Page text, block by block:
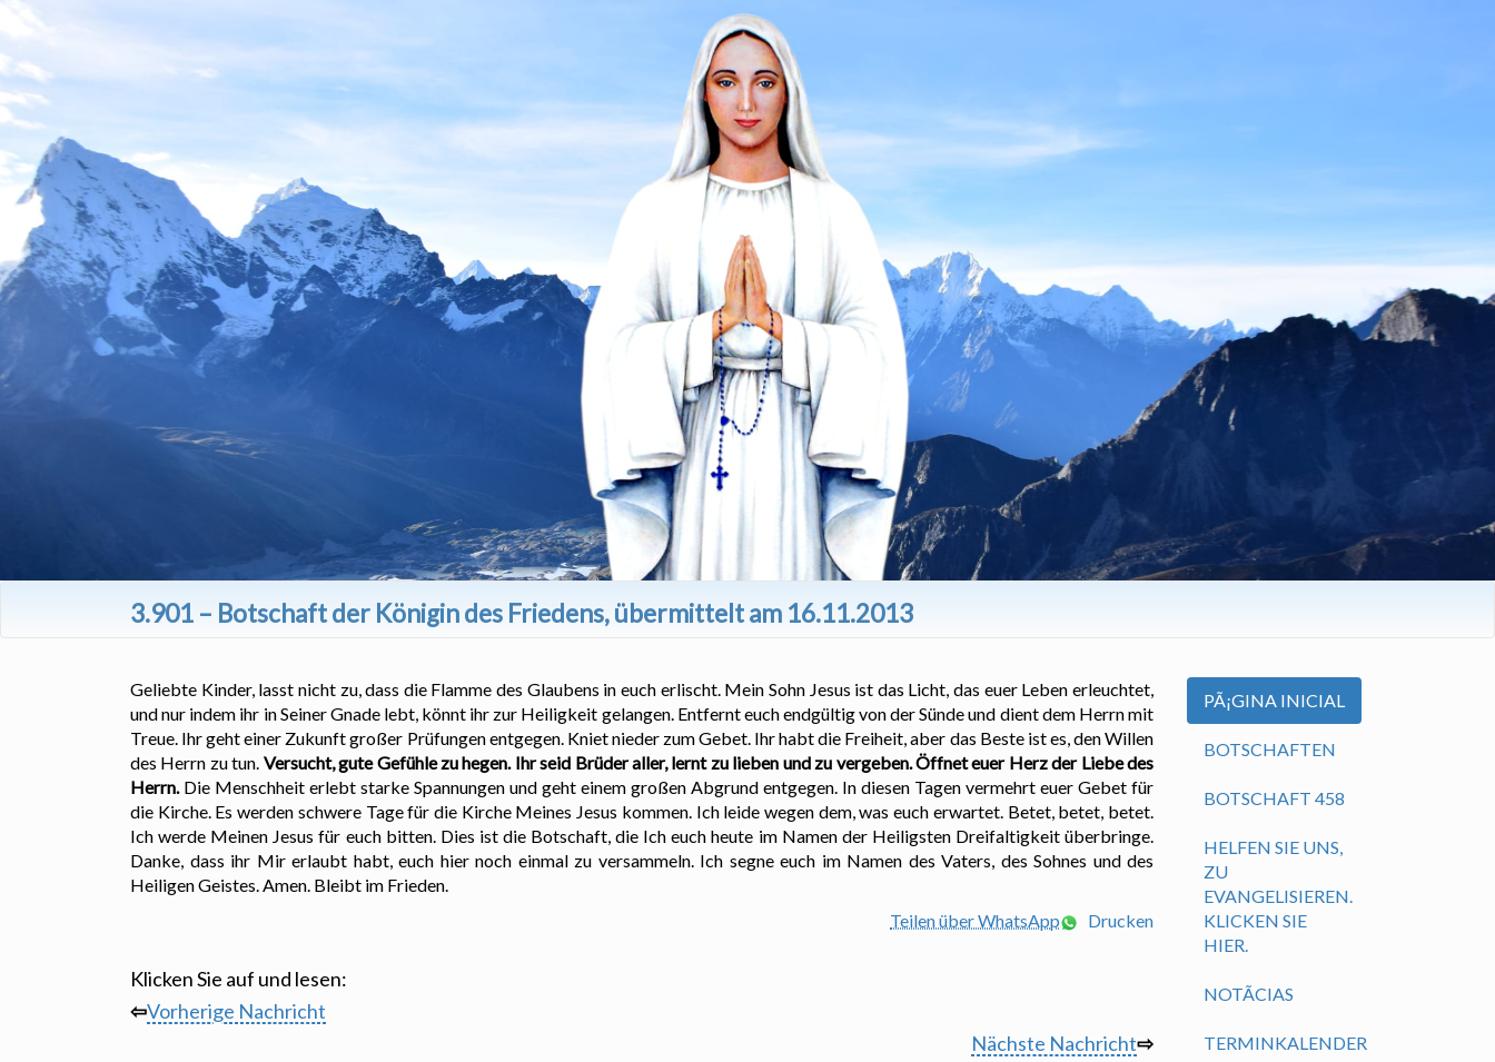
3.901 – Botschaft der Königin des Friedens, übermittelt am 16.11.2013
Geliebte Kinder, lasst nicht zu, dass die Flamme des Glaubens in euch erlischt. Mein Sohn Jesus ist das Licht, das euer Leben erleuchtet,
und nur indem ihr in Seiner Gnade lebt, könnt ihr zur Heiligkeit gelangen. Entfernt euch endgültig von der Sünde und dient dem Herrn mit
Treue. Ihr geht einer Zukunft großer Prüfungen entgegen. Kniet nieder zum Gebet. Ihr habt die Freiheit, aber das Beste ist es, den Willen
des Herrn zu tun. Versucht, gute Gefühle zu hegen. Ihr seid Brüder aller, lernt zu lieben und zu vergeben. Öffnet euer Herz der Liebe des
Herrn.Die Menschheit erlebt starke Spannungen und geht einem großen Abgrund entgegen. In diesen Tagen vermehrt euer Gebet für
die Kirche. Es werden schwere Tage für die Kirche Meines Jesus kommen. Ich leide wegen dem, was euch erwartet. Betet, betet, betet.
Ich werde Meinen Jesus für euch bitten. Dies ist die Botschaft, die Ich euch heute im Namen der Heiligsten Dreifaltigkeit überbringe.
Danke, dass ihr Mir erlaubt habt, euch hier noch einmal zu versammeln. Ich segne euch im Namen des Vaters, des Sohnes und des
Heiligen Geistes. Amen. Bleibt im Frieden.
Teilen über WhatsApp
Drucken
Klicken Sie auf und lesen:
⇦Vorherige Nachricht
Nächste Nachricht⇨
PÃ¡GINA INICIAL
BOTSCHAFTEN
BOTSCHAFT 458
HELFEN SIE UNS,
ZU
EVANGELISIEREN.
KLICKEN SIE
HIER.
NOTÃ­CIAS
TERMINKALENDER